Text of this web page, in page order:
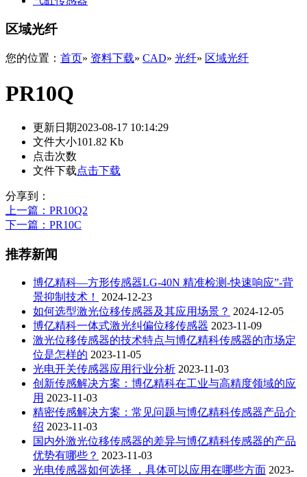
区域光纤
您的位置： 首页» 资料下载» CAD» 光纤» 区域光纤
PR10Q
更新日期2023-08-17 10:14:29
文件大小101.82 Kb
点击次数
文件下载点击下载
分享到：
上一篇 ：PR10Q2
下一篇 ：PR10C
推荐新闻
博亿精科—方形传感器LG-40N 精准检测-快速响应”-背
景抑制技术！
2024-12-23
如何选型激光位移传感器及其应用场景？ 2024-12-05
博亿精科一体式激光纠偏位移传感器 2023-11-09
激光位移传感器的技术特点与博亿精科传感器的市场定
位是怎样的 2023-11-05
光电开关传感器应用行业分析 2023-11-03
创新传感解决方案：博亿精科在工业与高精度领域的应
用 2023-11-03
精密传感解决方案：常见问题与博亿精科传感器产品介
绍 2023-11-03
国内外激光位移传感器的差异与博亿精科传感器的产品
优势有哪些？ 2023-11-03
光电传感器如何选择 ，具体可以应用在哪些方面 2023-